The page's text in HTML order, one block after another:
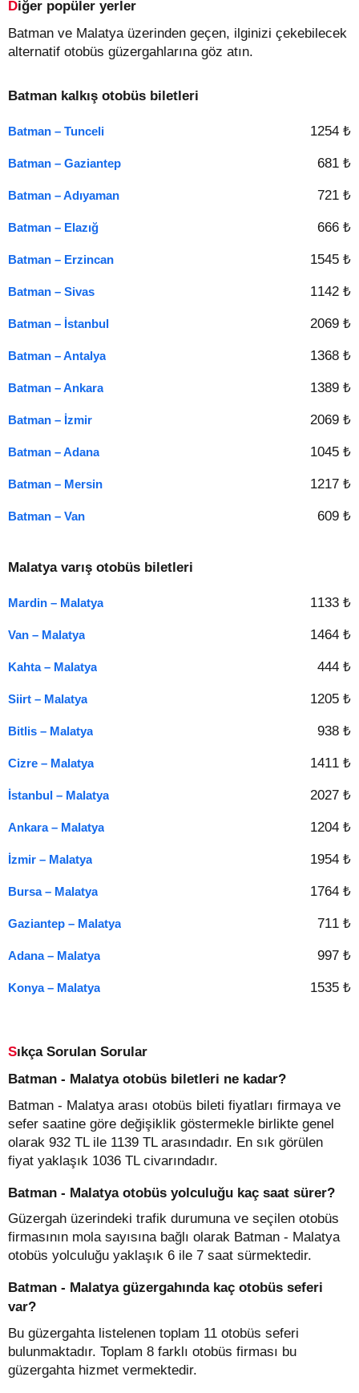
Diğer popüler yerler
Batman ve Malatya üzerinden geçen, ilginizi çekebilecek
alternatif otobüs güzergahlarına göz atın.
Batman kalkış otobüs biletleri
Batman – Tunceli 1254 ₺
Batman – Gaziantep 681 ₺
Batman – Adıyaman 721 ₺
Batman – Elazığ 666 ₺
Batman – Erzincan 1545 ₺
Batman – Sivas 1142 ₺
Batman – İstanbul 2069 ₺
Batman – Antalya 1368 ₺
Batman – Ankara 1389 ₺
Batman – İzmir 2069 ₺
Batman – Adana 1045 ₺
Batman – Mersin 1217 ₺
Batman – Van 609 ₺
Malatya varış otobüs biletleri
Mardin – Malatya 1133 ₺
Van – Malatya 1464 ₺
Kahta – Malatya 444 ₺
Siirt – Malatya 1205 ₺
Bitlis – Malatya 938 ₺
Cizre – Malatya 1411 ₺
İstanbul – Malatya 2027 ₺
Ankara – Malatya 1204 ₺
İzmir – Malatya 1954 ₺
Bursa – Malatya 1764 ₺
Gaziantep – Malatya 711 ₺
Adana – Malatya 997 ₺
Konya – Malatya 1535 ₺
Sıkça Sorulan Sorular
Batman - Malatya otobüs biletleri ne kadar?
Batman - Malatya arası otobüs bileti fiyatları firmaya ve
sefer saatine göre değişiklik göstermekle birlikte genel
olarak 932 TL ile 1139 TL arasındadır. En sık görülen
fiyat yaklaşık 1036 TL civarındadır.
Batman - Malatya otobüs yolculuğu kaç saat sürer?
Güzergah üzerindeki trafik durumuna ve seçilen otobüs
firmasının mola sayısına bağlı olarak Batman - Malatya
otobüs yolculuğu yaklaşık 6 ile 7 saat sürmektedir.
Batman - Malatya güzergahında kaç otobüs seferi
var?
Bu güzergahta listelenen toplam 11 otobüs seferi
bulunmaktadır. Toplam 8 farklı otobüs firması bu
güzergahta hizmet vermektedir.